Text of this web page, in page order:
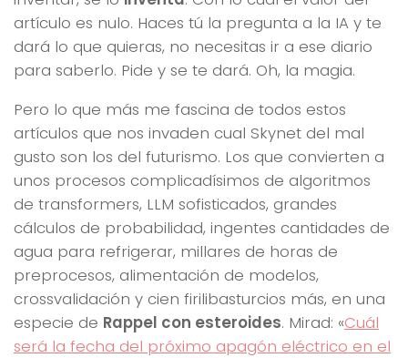
artículo es nulo. Haces tú la pregunta a la IA y te
dará lo que quieras, no necesitas ir a ese diario
para saberlo. Pide y se te dará. Oh, la magia.
Pero lo que más me fascina de todos estos
artículos que nos invaden cual Skynet del mal
gusto son los del futurismo. Los que convierten a
unos procesos complicadísimos de algoritmos
de transformers, LLM sofisticados, grandes
cálculos de probabilidad, ingentes cantidades de
agua para refrigerar, millares de horas de
preprocesos, alimentación de modelos,
crossvalidación y cien firilibasturcios más, en una
especie de Rappel con esteroides. Mirad: «Cuál
será la fecha del próximo apagón eléctrico en el